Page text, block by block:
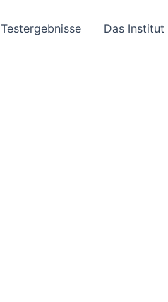
Testergebnisse Das Institut